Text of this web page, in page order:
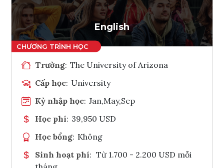
Tham vấn Interlink
English
Trường: The University of Arizona
Cấp học: University
Kỳ nhập học: Jan,May,Sep
Học phí: 39,950 USD
Học bổng: Không
Sinh hoạt phí: Từ 1.700 - 2.200 USD mỗi